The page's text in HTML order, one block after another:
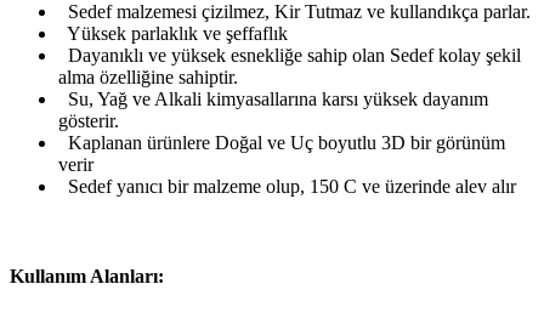
Sedef malzemesi çizilmez, Kir Tutmaz ve kullandıkça parlar.
Yüksek parlaklık ve şeffaflık
Dayanıklı ve yüksek esnekliğe sahip olan Sedef kolay şekil
alma özelliğine sahiptir.
Su, Yağ ve Alkali kimyasallarına karsı yüksek dayanım
gösterir.
Kaplanan ürünlere Doğal ve Uç boyutlu 3D bir görünüm
verir
Sedef yanıcı bir malzeme olup, 150 C ve üzerinde alev alır
Kullanım Alanları: